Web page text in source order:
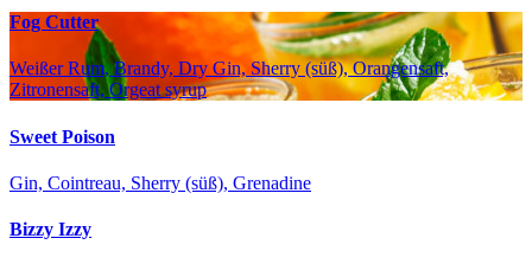
Fog Cutter
Weißer Rum, Brandy, Dry Gin, Sherry (süß), Orangensaft,
Zitronensaft, Orgeat syrup
Sweet Poison
Gin, Cointreau, Sherry (süß), Grenadine
Bizzy Izzy